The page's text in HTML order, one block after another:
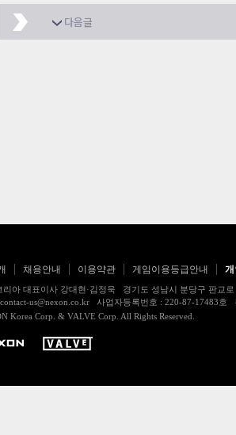
[우리에게 더 이상은 사
다음글
채용안내 이용약관 게임이용등급안내
리아 대표이사 강대현·김정욱 경기도 성남시 분당구 판교
us@nexon.co.kr 사업자등록번호 : 220-87-17483
Korea Corp. & VALVE Corp. All Rights Reserved.